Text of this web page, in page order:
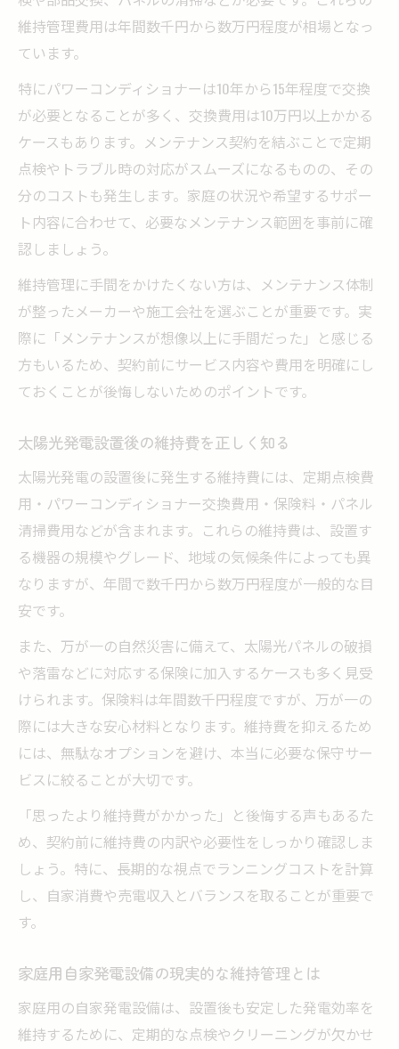
維持管理費用は年間数千円から数万円程度が相場となっ
ています。
特にパワーコンディショナーは10年から15年程度で交換
が必要となることが多く、交換費用は10万円以上かかる
ケースもあります。メンテナンス契約を結ぶことで定期
点検やトラブル時の対応がスムーズになるものの、その
分のコストも発生します。家庭の状況や希望するサポー
ト内容に合わせて、必要なメンテナンス範囲を事前に確
認しましょう。
維持管理に手間をかけたくない方は、メンテナンス体制
が整ったメーカーや施工会社を選ぶことが重要です。実
際に「メンテナンスが想像以上に手間だった」と感じる
方もいるため、契約前にサービス内容や費用を明確にし
ておくことが後悔しないためのポイントです。
太陽光発電設置後の維持費を正しく知る
太陽光発電の設置後に発生する維持費には、定期点検費
用・パワーコンディショナー交換費用・保険料・パネル
清掃費用などが含まれます。これらの維持費は、設置す
る機器の規模やグレード、地域の気候条件によっても異
なりますが、年間で数千円から数万円程度が一般的な目
安です。
また、万が一の自然災害に備えて、太陽光パネルの破損
や落雷などに対応する保険に加入するケースも多く見受
けられます。保険料は年間数千円程度ですが、万が一の
際には大きな安心材料となります。維持費を抑えるため
には、無駄なオプションを避け、本当に必要な保守サー
ビスに絞ることが大切です。
「思ったより維持費がかかった」と後悔する声もあるた
め、契約前に維持費の内訳や必要性をしっかり確認しま
しょう。特に、長期的な視点でランニングコストを計算
し、自家消費や売電収入とバランスを取ることが重要で
す。
家庭用自家発電設備の現実的な維持管理とは
家庭用の自家発電設備は、設置後も安定した発電効率を
維持するために、定期的な点検やクリーニングが欠かせ